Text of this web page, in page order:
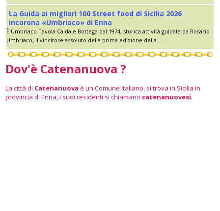
La Guida ai migliori 100 Street food di Sicilia 2026
incorona «Umbriaco» di Enna
È Umbriaco Tavola Calda e Bottega dal 1974, storica attività guidata da Rosario
Umbriaco, il vincitore assoluto della prima edizione della...
Dov'è Catenanuova ?
La città di Catenanuova è un Comune Italiano, si trova in Sicilia in
provincia di Enna, i suoi residenti si chiamano catenanuovesi.